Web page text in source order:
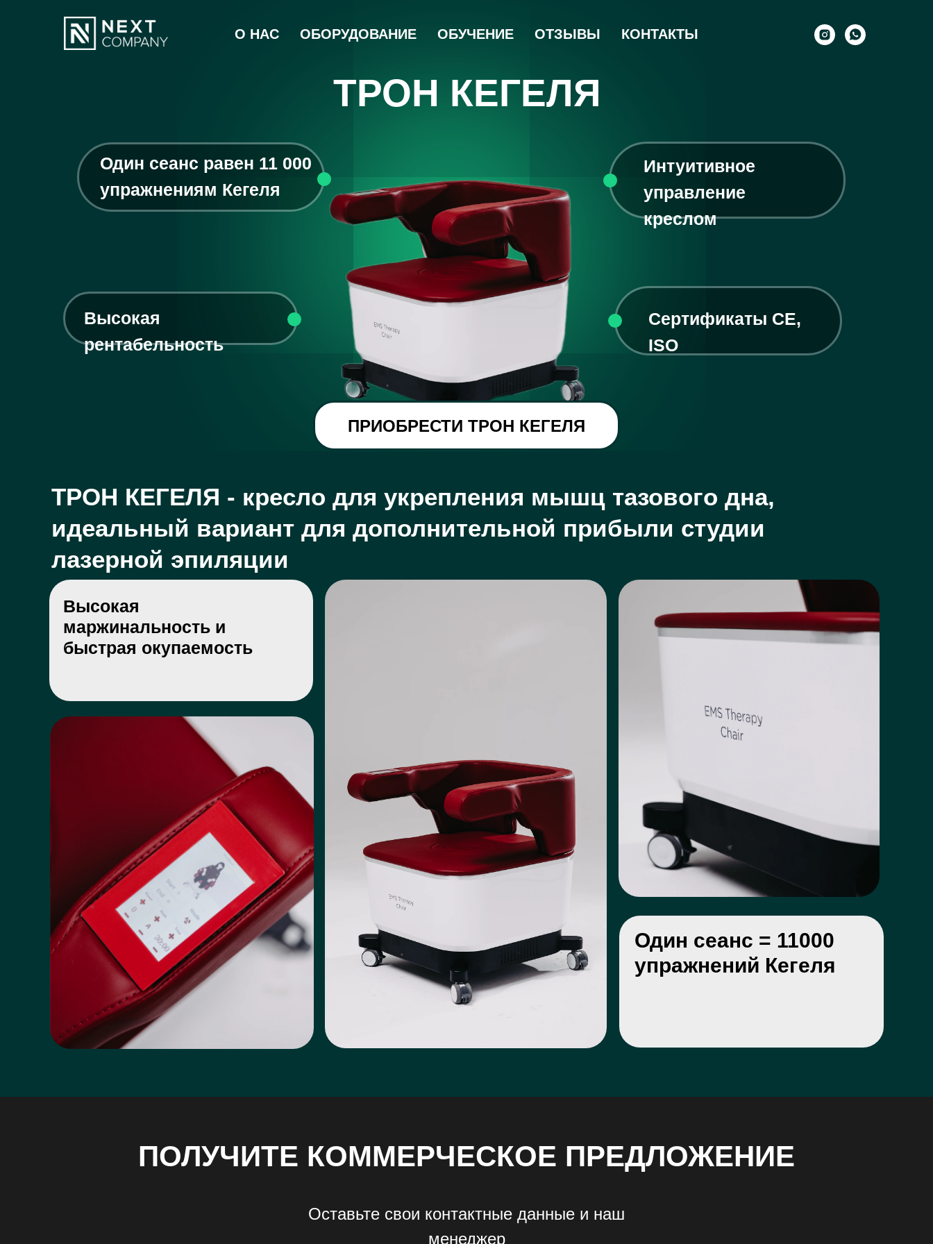
О НАС ОБОРУДОВАНИЕ ОБУЧЕНИЕ ОТЗЫВЫ КОНТАКТЫ
ТРОН КЕГЕЛЯ
Высокая
рентабельность
Интуитивное
управление
креслом
Один сеанс равен 11 000
упражнениям Кегеля
Сертификаты CE,
ISO
ПРИОБРЕСТИ ТРОН КЕГЕЛЯ
ТРОН КЕГЕЛЯ - кресло для укрепления мышц тазового дна,
идеальный вариант для дополнительной прибыли студии
лазерной эпиляции
Высокая
маржинальность и
быстрая окупаемость
Один сеанс = 11000
упражнений Кегеля
ПОЛУЧИТЕ КОММЕРЧЕСКОЕ ПРЕДЛОЖЕНИЕ
Оставьте свои контактные данные и наш
менеджер